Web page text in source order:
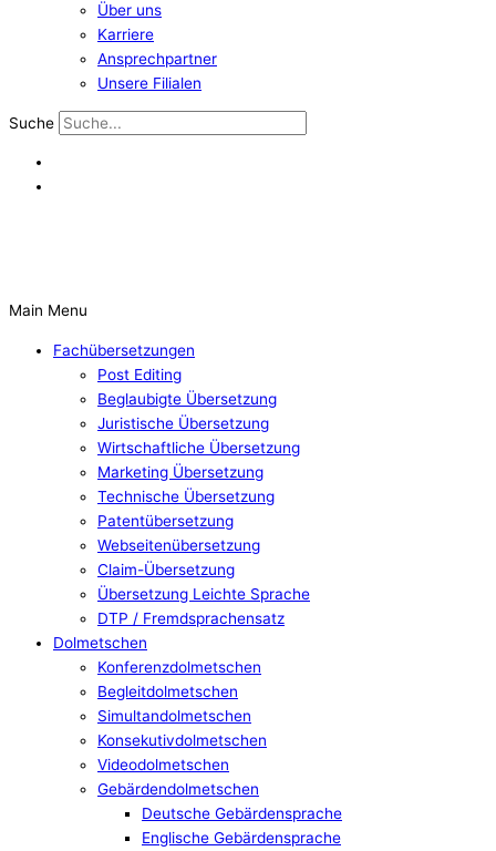
Über uns
Karriere
Ansprechpartner
Unsere Filialen
Suche
Main Menu
Fachübersetzungen
Post Editing
Beglaubigte Übersetzung
Juristische Übersetzung
Wirtschaftliche Übersetzung
Marketing Übersetzung
Technische Übersetzung
Patentübersetzung
Webseitenübersetzung
Claim-Übersetzung
Übersetzung Leichte Sprache
DTP / Fremdsprachensatz
Dolmetschen
Konferenzdolmetschen
Begleitdolmetschen
Simultandolmetschen
Konsekutivdolmetschen
Videodolmetschen
Gebärdendolmetschen
Deutsche Gebärdensprache
Englische Gebärdensprache